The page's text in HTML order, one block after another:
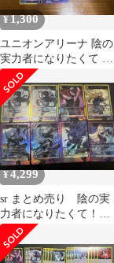
¥1,300
ユニオンアリーナ 陰の
実力者になりたくて カ
ード 5枚セット sr
¥4,299
sr まとめ売り 陰の実
力者になりたくて！ユ
ニオンアリーナ